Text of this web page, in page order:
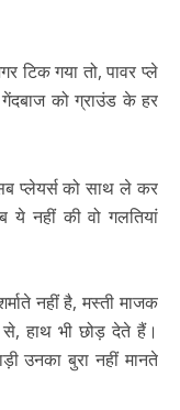
टिक गया तो, पावर प्ले
को ग्राउंड के हर
प्लेयर्स को साथ ले कर
नहीं की वो गलतियां
नहीं है, मस्ती माजक
हाथ भी छोड़ देते हैं।
उनका बुरा नहीं मानते